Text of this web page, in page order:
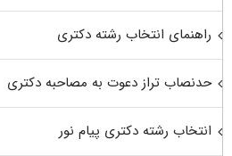
راهنمای انتخاب رشته دکتری
حدنصاب تراز دعوت به مصاحبه دکتری
انتخاب رشته دکتری پیام نور